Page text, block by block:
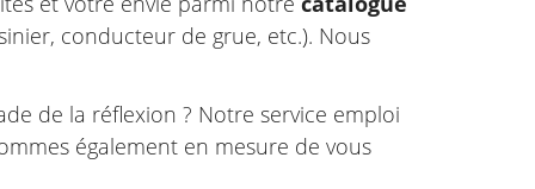
conducteur de grue, etc.). Nous
de la réflexion ? Notre service emploi
également en mesure de vous